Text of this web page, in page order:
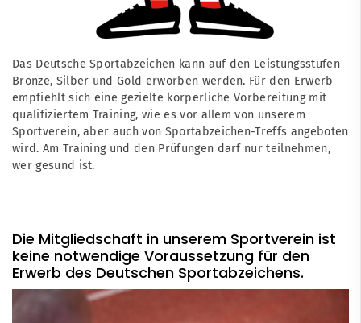
Das Deutsche Sportabzeichen kann auf den Leistungsstufen
Bronze, Silber und Gold erworben werden. Für den Erwerb
empfiehlt sich eine gezielte körperliche Vorbereitung mit
qualifiziertem Training, wie es vor allem von unserem
Sportverein, aber auch von Sportabzeichen-Treffs angeboten
wird. Am Training und den Prüfungen darf nur teilnehmen,
wer gesund ist.
Die Mitgliedschaft in unserem Sportverein ist
keine notwendige Voraussetzung für den
Erwerb des Deutschen Sportabzeichens.